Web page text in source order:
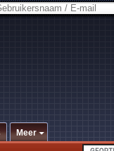
Meer